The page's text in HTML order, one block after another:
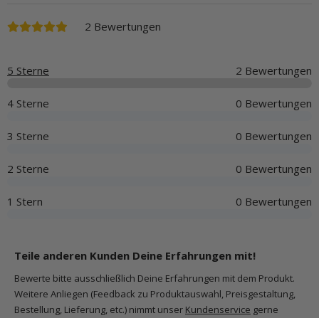
2 Bewertungen
5 Sterne 2 Bewertungen
4 Sterne 0 Bewertungen
3 Sterne 0 Bewertungen
2 Sterne 0 Bewertungen
1 Stern 0 Bewertungen
Teile anderen Kunden Deine Erfahrungen mit!
Bewerte bitte ausschließlich Deine Erfahrungen mit dem Produkt.
Weitere Anliegen (Feedback zu Produktauswahl, Preisgestaltung,
Bestellung, Lieferung, etc.) nimmt unser Kundenservice gerne